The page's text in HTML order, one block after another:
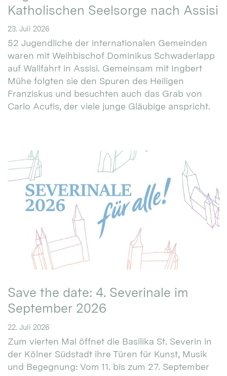
Katholischen Seelsorge nach Assisi
23. Juli 2026
52 Jugendliche der internationalen Gemeinden
waren mit Weihbischof Dominikus Schwaderlapp
auf Wallfahrt in Assisi. Gemeinsam mit Ingbert
Mühe folgten sie den Spuren des Heiligen
Franziskus und besuchten auch das Grab von
Carlo Acutis, der viele junge Gläubige anspricht.
Save the date: 4. Severinale im
September 2026
22. Juli 2026
Zum vierten Mal öffnet die Basilika St. Severin in
der Kölner Südstadt ihre Türen für Kunst, Musik
und Begegnung: Vom 11. bis zum 27. September